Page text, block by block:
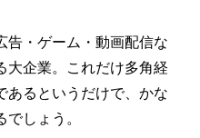
告・ゲーム・動画配信な
大企業。これだけ多角経
あるというだけで、かな
しょう。